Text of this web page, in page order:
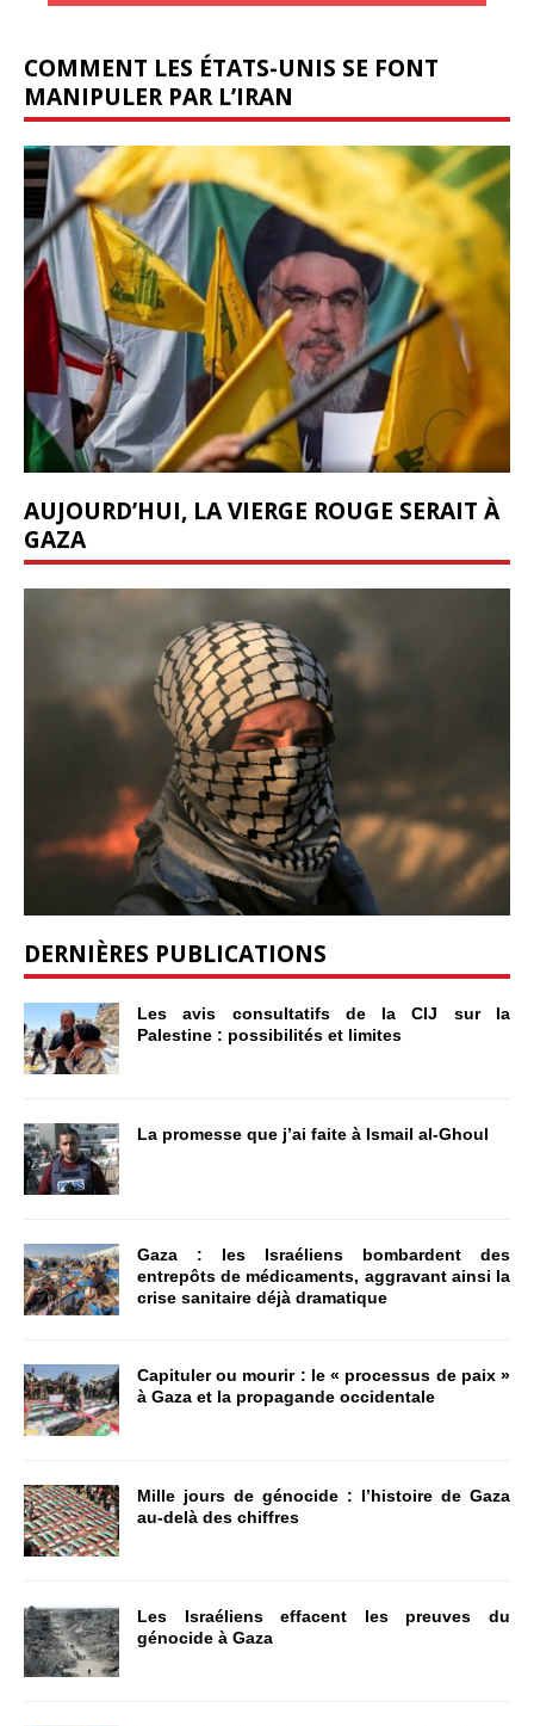
COMMENT LES ÉTATS-UNIS SE FONT
MANIPULER PAR L’IRAN
AUJOURD’HUI, LA VIERGE ROUGE SERAIT À
GAZA
DERNIÈRES PUBLICATIONS
Les avis consultatifs de la CIJ sur la
Palestine : possibilités et limites
La promesse que j’ai faite à Ismail al-Ghoul
Gaza : les Israéliens bombardent des
entrepôts de médicaments, aggravant ainsi la
crise sanitaire déjà dramatique
Capituler ou mourir : le « processus de paix »
à Gaza et la propagande occidentale
Mille jours de génocide : l’histoire de Gaza
au-delà des chiffres
Les Israéliens effacent les preuves du
génocide à Gaza